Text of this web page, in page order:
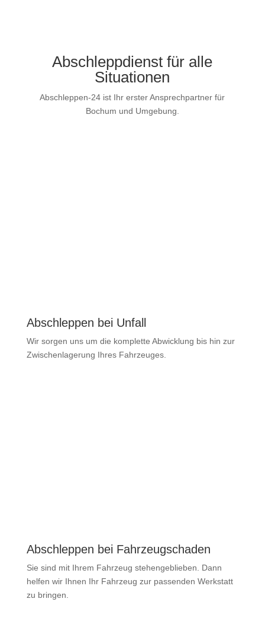
Abschleppdienst für alle
Situationen
Abschleppen-24 ist Ihr erster Ansprechpartner für
Bochum und Umgebung.
Abschleppen bei Unfall
Wir sorgen uns um die komplette Abwicklung bis hin zur
Zwischenlagerung Ihres Fahrzeuges.
Abschleppen bei Fahrzeugschaden
Sie sind mit Ihrem Fahrzeug stehengeblieben. Dann
helfen wir Ihnen Ihr Fahrzeug zur passenden Werkstatt
zu bringen.